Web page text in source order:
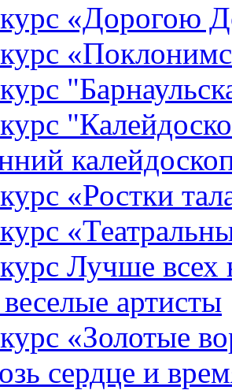
«Дорогою
«Ростки
Лучше
артисты
«Золотые
сердце и